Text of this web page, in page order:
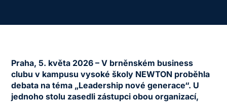
Praha, 5. květa 2026 – V brněnském business
clubu v kampusu vysoké školy NEWTON proběhla
debata na téma „Leadership nové generace“. U
jednoho stolu zasedli zástupci obou organizací,